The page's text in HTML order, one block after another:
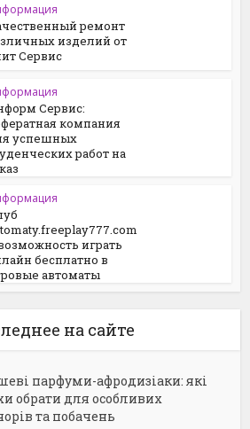
ремонт
изделий от
Сервис
Сервис:
компания
успешных
работ на
играть
бесплатно в
автоматы
на сайте
парфуми-афродизіаки: які
обрати для особливих
та побачень